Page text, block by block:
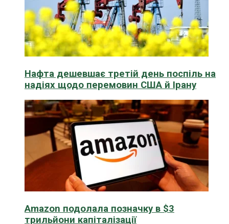
Нафта дешевшає третій день поспіль на
надіях щодо перемовин США й Ірану
Amazon подолала позначку в $3
трильйони капіталізації